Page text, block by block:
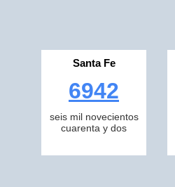
Santa Fe
6942
seis mil novecientos
cuarenta y dos